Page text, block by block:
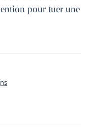
pour tuer une